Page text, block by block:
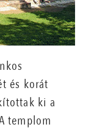
és korát
ki a
templom